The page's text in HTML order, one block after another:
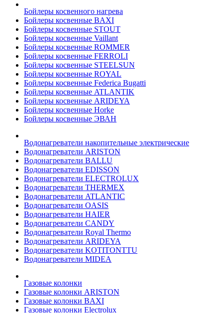
Бойлеры косвенного нагрева
Бойлеры косвенные BAXI
Бойлеры косвенные STOUT
Бойлеры косвенные Vaillant
Бойлеры косвенные ROMMER
Бойлеры косвенные FERROLI
Бойлеры косвенные STEELSUN
Бойлеры косвенные ROYAL
Бойлеры косвенные Federica Bugatti
Бойлеры косвенные ATLANTIK
Бойлеры косвенные ARIDEYA
Бойлеры косвенные Horke
Бойлеры косвенные ЭВАН
Водонагреватели накопительные электрические
Водонагреватели ARISTON
Водонагреватели BALLU
Водонагреватели EDISSON
Водонагреватели ELECTROLUX
Водонагреватели THERMEX
Водонагреватели ATLANTIC
Водонагреватели OASIS
Водонагреватели HAIER
Водонагреватели CANDY
Водонагреватели Royal Thermo
Водонагреватели ARIDEYA
Водонагреватели KOTITONTTU
Водонагреватели MIDEA
Газовые колонки
Газовые колонки ARISTON
Газовые колонки BAXI
Газовые колонки Electrolux